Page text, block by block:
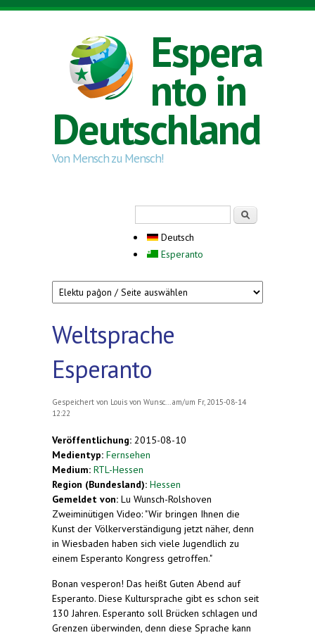
Direkt zum Inhalt
Espera
nto in
Deutschland
Von Mensch zu Mensch!
Deutsch
Esperanto
Weltsprache
Esperanto
Gespeichert von Louis von Wunsc...
am/um Fr, 2015-08-14
12:22
Veröffentlichung: 2015-08-10
Medientyp: Fernsehen
Medium: RTL-Hessen
Region (Bundesland): Hessen
Gemeldet von: Lu Wunsch-Rolshoven
Zweiminütigen Video: "Wir bringen Ihnen die
Kunst der Völkerverständigung jetzt näher, denn
in Wiesbaden haben sich viele Jugendlich zu
einem Esperanto Kongress getroffen."
Bonan vesperon! Das heißt Guten Abend auf
Esperanto. Diese Kultursprache gibt es schon seit
130 Jahren. Esperanto soll Brücken schlagen und
Grenzen überwinden, denn diese Sprache kann